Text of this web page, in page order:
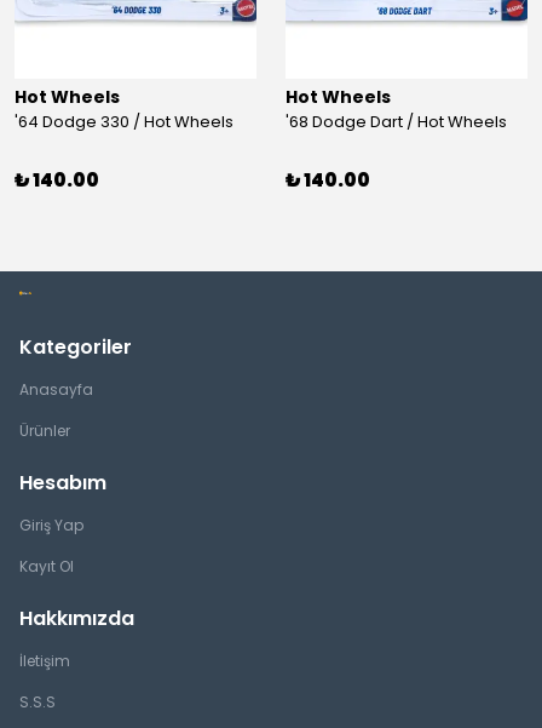
Hot Wheels
'64 Dodge 330 / Hot Wheels
₺ 140.00
Hot Wheels
'68 Dodge Dart / Hot Wheels
₺ 140.00
Kategoriler
Anasayfa
Ürünler
Hesabım
Giriş Yap
Kayıt Ol
Hakkımızda
İletişim
S.S.S